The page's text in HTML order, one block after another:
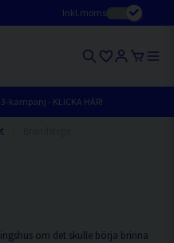
Inkl.moms
kampanj - KLICKA HÄR!
om det skulle börja brinna